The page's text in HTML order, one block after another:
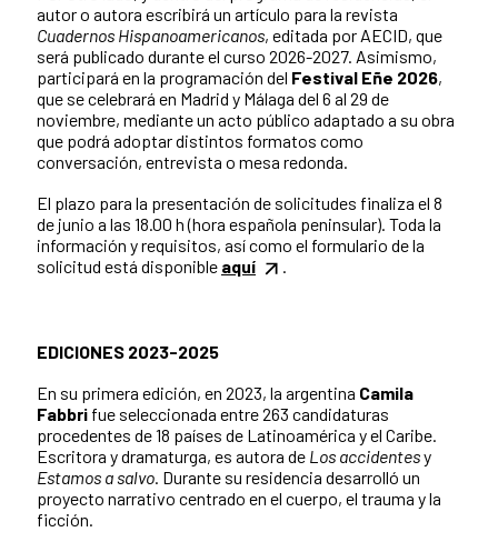
autor o autora escribirá un artículo para la revista
Cuadernos Hispanoamericanos, editada por AECID, que
será publicado durante el curso 2026-2027. Asimismo,
participará en la programación del Festival Eñe 2026,
que se celebrará en Madrid y Málaga del 6 al 29 de
noviembre, mediante un acto público adaptado a su obra
que podrá adoptar distintos formatos como
conversación, entrevista o mesa redonda.
El plazo para la presentación de solicitudes finaliza el 8
de junio a las 18.00 h (hora española peninsular). Toda la
información y requisitos, así como el formulario de la
solicitud está disponible aquí .
EDICIONES 2023-2025
En su primera edición, en 2023, la argentina Camila
Fabbri fue seleccionada entre 263 candidaturas
procedentes de 18 países de Latinoamérica y el Caribe.
Escritora y dramaturga, es autora de Los accidentesy
Estamos a salvo. Durante su residencia desarrolló un
proyecto narrativo centrado en el cuerpo, el trauma y la
ficción.